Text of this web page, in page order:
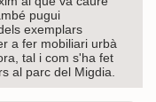
pugui
exemplars
a fer mobiliari urbà
tal i com s'ha fet
al parc del Migdia.